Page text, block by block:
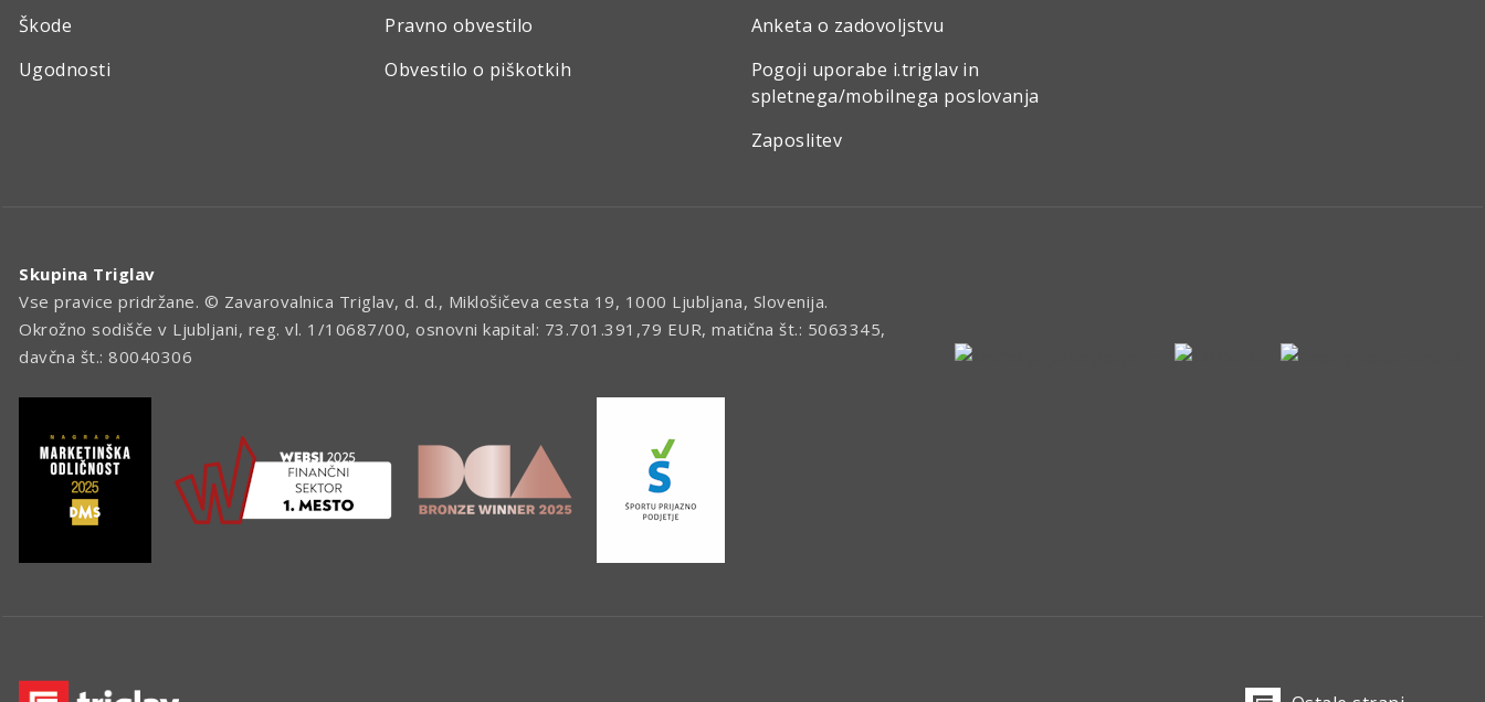
Škode
Ugodnosti
Pravno obvestilo
Obvestilo o piškotkih
Anketa o zadovoljstvu
Pogoji uporabe i.triglav in
spletnega/mobilnega poslovanja
Zaposlitev
Skupina Triglav
Vse pravice pridržane. © Zavarovalnica Triglav, d. d., Miklošičeva cesta 19, 1000 Ljubljana, Slovenija.
Okrožno sodišče v Ljubljani, reg. vl. 1/10687/00, osnovni kapital: 73.701.391,79 EUR, matična št.: 5063345,
davčna št.: 80040306